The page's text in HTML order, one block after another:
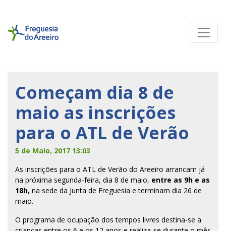
Começam dia 8 de
maio as inscrições
para o ATL de Verão
5 de Maio, 2017 13:03
As inscrições para o ATL de Verão do Areeiro arrancam já
na próxima segunda-feira, dia 8 de maio, entre as 9h e as
18h, na sede da Junta de Freguesia e terminam dia 26 de
maio.
O programa de ocupação dos tempos livres destina-se a